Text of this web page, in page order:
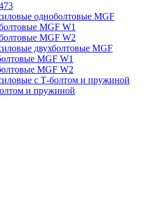
одноболтовые MGF
MGF W1
MGF W2
двухболтовые MGF
MGF W1
MGF W2
с Т-болтом и пружиной
и пружиной